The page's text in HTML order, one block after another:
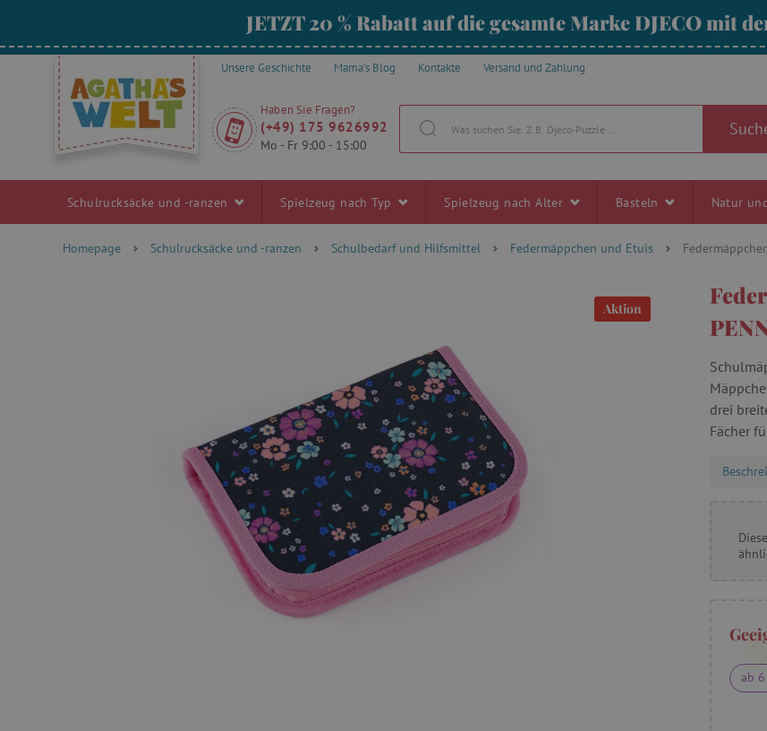
JETZT 20 % Rabatt auf die gesamte Marke DJECO mit
Unsere Geschichte Mama's Blog Kontakte Versand und Zahlung
Haben Sie Fragen?
(+49) 175 9626992
Mo - Fr 9:00 - 15:00
Schulrucksäcke und -ranzen Spielzeug nach Typ Spielzeug nach Alter Basteln Natur
Homepage Schulrucksäcke und -ranzen Schulbedarf und Hilfsmittel Federmäppchen und Etuis
Aktion
drei
Fächer
ab 6